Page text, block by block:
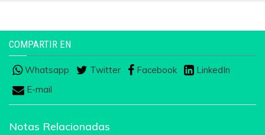
COMPARTIR EN
Whatsapp Twitter Facebook
LinkedIn
E-mail
Notas Relacionadas